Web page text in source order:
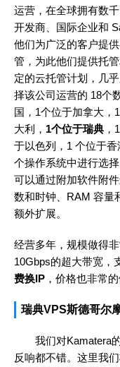
运营，在全球拥有数
开发商、国际企业和
他们为广泛的客户提
管，为此他们提供托
定的云托管计划，几
择该公司运营的 18个
国，1个位于加拿大，
大利， 1个位于瑞典
于以色列，1 个位于
个操作系统中进行选
可以通过附加软件附
数和时钟、RAM 容量
额外扩展。
经营多年，规模做得
10Gbps的超大带宽，
费换IP ，价格也非常
瑞典VPS斯德哥尔
我们对Kamatera
反响都不错。这里我